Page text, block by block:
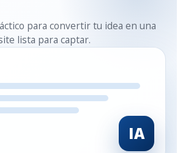
para convertir tu idea en una
lista para captar.
IA